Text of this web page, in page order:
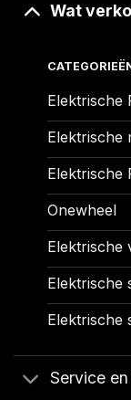
Wat
Elektrische
Elektrische
Elektrische
Onewheel
Elektrische
Elektrische
Elektrische
Service